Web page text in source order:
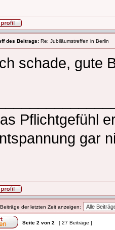
des Beitrags: Re: Jubiläumstreffen in Berlin
schade, gute
Pflichtgefühl
gar
Beiträge der letzten Zeit anzeigen:
Seite 2 von 2 [ 27 Beiträge ]